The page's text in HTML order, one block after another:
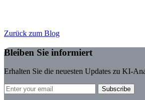
Zurück zum Blog
Bleiben Sie informiert
Erhalten Sie die neuesten Updates zu KI-
Subscribe